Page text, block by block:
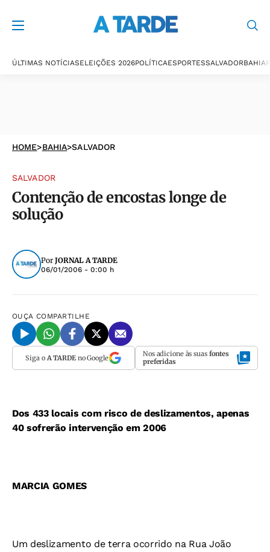
ÚLTIMAS NOTÍCIASELEIÇÕES 2026POLÍTICAESPORTESSALVADORBAHIA
HOME>BAHIA>SALVADOR
SALVADOR
Contenção de encostas longe de
solução
Por JORNAL A TARDE
06/01/2006 - 0:00 h
OUÇA COMPARTILHE
Siga o A TARDEno Google Nos adicione às suas fontes
preferidas
Dos 433 locais com risco de deslizamentos, apenas
40 sofrerão intervenção em 2006
MARCIA GOMES
Um deslizamento de terra ocorrido na Rua João